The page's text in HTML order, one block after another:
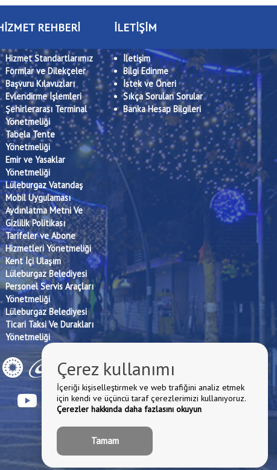
REHBERİ
Hizmet Standartlarımız
Formlar ve Dilekçeler
Başvuru Kılavuzları
Evlendirme İşlemleri
Şehirlerarası Terminal
Yönetmeliği
Tabela Tente
Yönetmeliği
Emir ve Yasaklar
Yönetmeliği
Lüleburgaz Vatandaş
Mobil Uygulaması
Aydınlatma Metni Ve
Gizlilik Politikası
Tarifeler ve Abone
Hizmetleri Yönetmeliği
Kent İçi Ulaşım
Lüleburgaz Belediyesi
Personel Servis Araçları
Yönetmeliği
Lüleburgaz Belediyesi
Ticari Taksi Ve Durakları
Yönetmeliği
İLETİŞİM
İletişim
Bilgi Edinme
İstek ve Öneri
Sıkça Sorulan Sorular
Banka Hesap Bilgileri
Çerez kullanımı
İçeriği kişiselleştirmek ve web trafiğini analiz etmek
için kendi ve üçüncü taraf çerezlerimizi kullanıyoruz.
Çerezler hakkında daha fazlasını okuyun
Tamam